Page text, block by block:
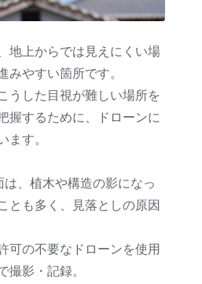
地上からでは見えにくい場
みやすい箇所です。
うした目視が難しい場所を
握するために、ドローンに
ます。
、植木や構造の影になっ
とも多く、見落としの原因
可の不要なドローンを使用
撮影・記録。